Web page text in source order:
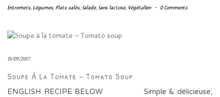
Entremets, Légumes, Plats salés, Salade, Sans lactose, Végétalien - 0 Comments
15/09/2017
Soupe À La Tomate – Tomato Soup
ENGLISH RECIPE BELOW Simple & délicieuse,